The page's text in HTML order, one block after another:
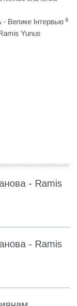
Велике Інтервью 6
Yunus
- Ramis
- Ramis